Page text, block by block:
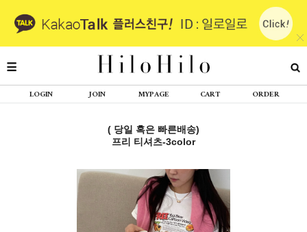
LOGIN JOIN MYPAGE CART ORDER
( 당일 혹은 빠른배송)
프리 티셔츠-3color